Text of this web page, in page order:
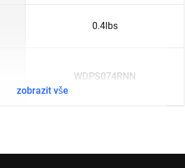
0.4lbs
WDPS074RNN
zobrazit vše